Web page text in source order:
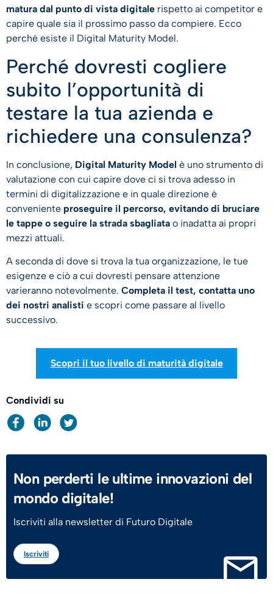
matura dal punto di vista digitale rispetto ai competitor e
capire quale sia il prossimo passo da compiere. Ecco
perché esiste il Digital Maturity Model.
Perché dovresti cogliere
subito l’opportunità di
testare la tua azienda e
richiedere una consulenza?
In conclusione, Digital Maturity Model è uno strumento di
valutazione con cui capire dove ci si trova adesso in
termini di digitalizzazione e in quale direzione è
conveniente proseguire il percorso, evitando di bruciare
le tappe o seguire la strada sbagliata o inadatta ai propri
mezzi attuali.
A seconda di dove si trova la tua organizzazione, le tue
esigenze e ciò a cui dovresti pensare attenzione
varieranno notevolmente. Completa il test, contatta uno
dei nostri analisti e scopri come passare al livello
successivo.
Scopri il tuo livello di maturità digitale
Condividi su
Non perderti le ultime innovazioni del
mondo digitale!
Iscriviti alla newsletter di Futuro Digitale
Iscriviti